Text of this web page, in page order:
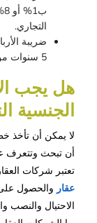
التجاري.
ضريبة
5 سنوات من تاريخ شرائه إذا كان البيع بربح.
الجنسية
لا يمكن أن تأخذ
أن تبحث وتتعرف
تعتبر شركات
عقار والحصول
الاحتيال والنصب